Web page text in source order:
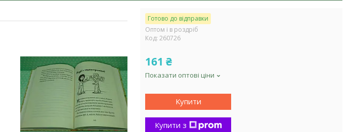
Готово до відправки
Оптом і в роздріб
Код: 260726
161 ₴
Показати оптові ціни
Купити
Купити з